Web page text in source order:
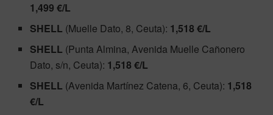
1,499 €/L
SHELL (Muelle Dato, 8, Ceuta): 1,518 €/L
SHELL (Punta Almina, Avenida Muelle Cañonero
Dato, s/n, Ceuta): 1,518 €/L
SHELL (Avenida Martínez Catena, 6, Ceuta): 1,518
€/L